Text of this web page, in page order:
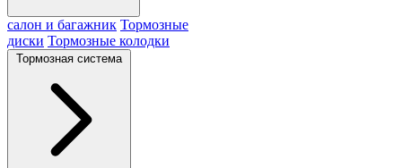
салон и багажник Тормозные
диски Тормозные колодки
Тормозная система